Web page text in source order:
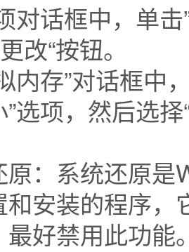
对话框中，单
改“按钮。
内存”对话框中
选项，然后选
：系统还原
和安装的程序
最好禁用此功能